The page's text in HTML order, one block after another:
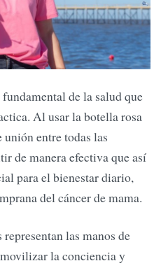
de la salud que
Al usar la botella rosa
entre todas las
de manera efectiva que así
para el bienestar diario,
del cáncer de mama.
las manos de
la conciencia y